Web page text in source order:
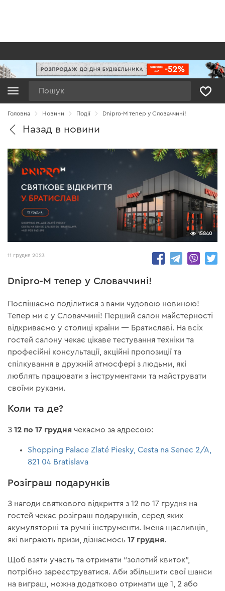
Головна Новини Події Dnipro-M тепер у Словаччині!
Назад в новини
15840
11 грудня 2023
Dnipro-M тепер у Словаччині!
Поспішаємо поділитися з вами чудовою новиною!
Тепер ми є у Словаччині! Перший салон майстерності
відкриваємо у столиці країни — Братиславі. На всіх
гостей салону чекає цікаве тестування техніки та
професійні консультації, акційні пропозиції та
спілкування в дружній атмосфері з людьми, які
люблять працювати з інструментами та майструвати
своїми руками.
Коли та де?
З12 по 17 грудня чекаємо за адресою:
Shopping Palace Zlaté Piesky, Cesta na Senec 2/A,
821 04 Bratislava
Розіграш подарунків
З нагоди святкового відкриття з 12 по 17 грудня на
гостей чекає розіграш подарунків, серед яких
акумуляторні та ручні інструменти. Імена щасливців,
які виграють призи, дізнаємось17 грудня.
Щоб взяти участь та отримати “золотий квиток”,
потрібно зареєструватися. Аби збільшити свої шанси
на виграш, можна додатково отримати ще 1, 2 або